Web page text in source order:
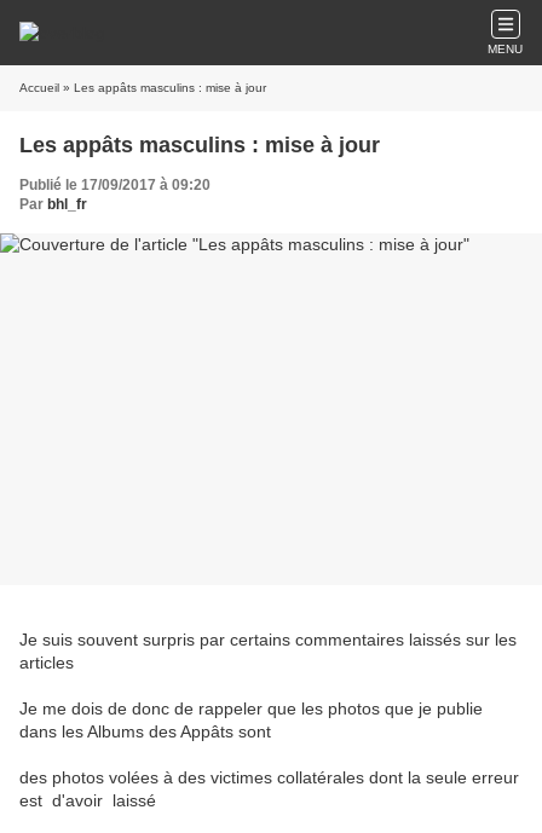
MENU
Accueil » Les appâts masculins : mise à jour
Les appâts masculins : mise à jour
Publié le 17/09/2017 à 09:20
Par bhl_fr
Je suis souvent surpris par certains commentaires laissés sur les
articles
Je me dois de donc de rappeler que les photos que je publie
dans les Albums des Appâts sont
des photos volées à des victimes collatérales dont la seule erreur
est d'avoir laissé